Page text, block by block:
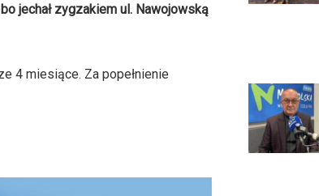
jechał zygzakiem ul. Nawojowską
4 miesiące. Za popełnienie